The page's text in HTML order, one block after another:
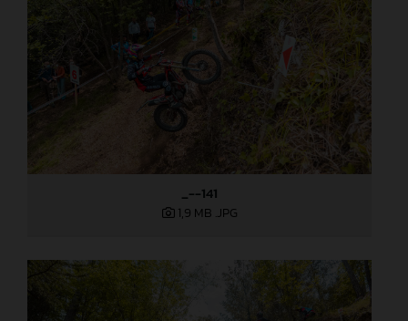
_--141
1,9 MB .JPG